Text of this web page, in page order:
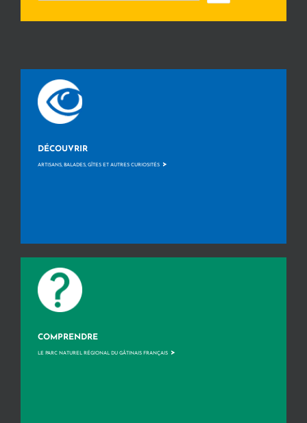
DÉCOUVRIR
ARTISANS, BALADES, GÎTES ET AUTRES CURIOSITÉS >
COMPRENDRE
LE PARC NATUREL RÉGIONAL DU GÂTINAIS FRANÇAIS >